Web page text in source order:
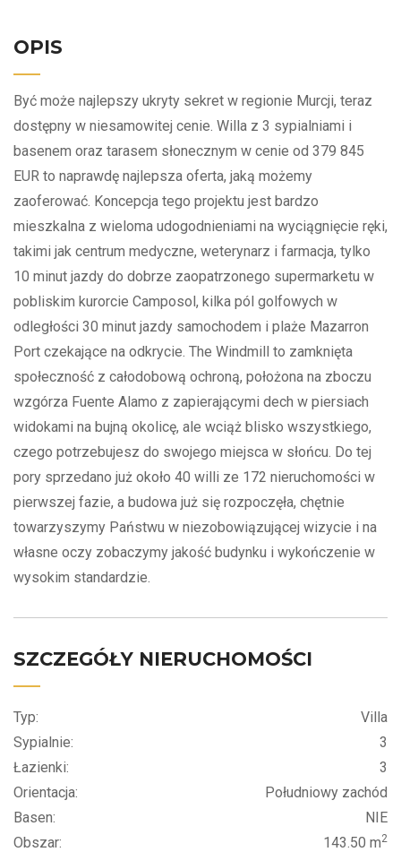
OPIS
Być może najlepszy ukryty sekret w regionie Murcji, teraz
dostępny w niesamowitej cenie. Willa z 3 sypialniami i
basenem oraz tarasem słonecznym w cenie od 379 845
EUR to naprawdę najlepsza oferta, jaką możemy
zaoferować. Koncepcja tego projektu jest bardzo
mieszkalna z wieloma udogodnieniami na wyciągnięcie ręki,
takimi jak centrum medyczne, weterynarz i farmacja, tylko
10 minut jazdy do dobrze zaopatrzonego supermarketu w
pobliskim kurorcie Camposol, kilka pól golfowych w
odległości 30 minut jazdy samochodem i plaże Mazarron
Port czekające na odkrycie. The Windmill to zamknięta
społeczność z całodobową ochroną, położona na zboczu
wzgórza Fuente Alamo z zapierającymi dech w piersiach
widokami na bujną okolicę, ale wciąż blisko wszystkiego,
czego potrzebujesz do swojego miejsca w słońcu. Do tej
pory sprzedano już około 40 willi ze 172 nieruchomości w
pierwszej fazie, a budowa już się rozpoczęła, chętnie
towarzyszymy Państwu w niezobowiązującej wizycie i na
własne oczy zobaczymy jakość budynku i wykończenie w
wysokim standardzie.
SZCZEGÓŁY NIERUCHOMOŚCI
Typ:
Villa
Sypialnie:
3
Łazienki:
3
Orientacja:
Południowy zachód
Basen:
NIE
Obszar:
143.50 m2